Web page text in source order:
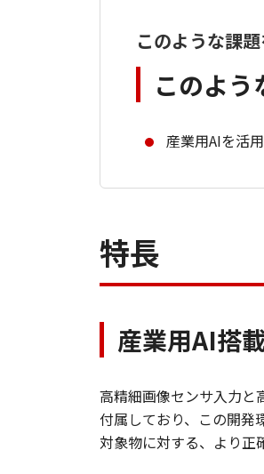
このような課
このよ
産業用AIを活
特長
産業用AI搭
高精細画像センサ入力と
付属しており、この開発
対象物に対する、より正